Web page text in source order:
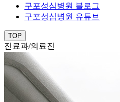
구포성심병원 블로그
구포성심병원 유튜브
TOP
진료과/의료진